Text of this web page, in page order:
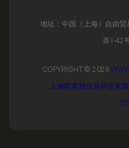
地址：中国（上海）自由
弄1-42
COPYRIGHT © 2026
上海暄青妍信息科技有